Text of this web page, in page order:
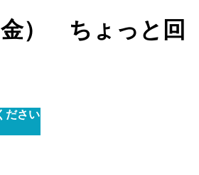
金） ちょっと回
ださい